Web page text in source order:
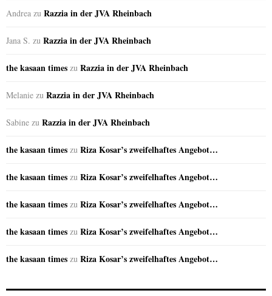
Andrea zu Razzia in der JVA Rheinbach
Jana S. zu Razzia in der JVA Rheinbach
the kasaan times zu Razzia in der JVA Rheinbach
Melanie zu Razzia in der JVA Rheinbach
Sabine zu Razzia in der JVA Rheinbach
the kasaan times zu Riza Kosar’s zweifelhaftes Angebot…
the kasaan times zu Riza Kosar’s zweifelhaftes Angebot…
the kasaan times zu Riza Kosar’s zweifelhaftes Angebot…
the kasaan times zu Riza Kosar’s zweifelhaftes Angebot…
the kasaan times zu Riza Kosar’s zweifelhaftes Angebot…